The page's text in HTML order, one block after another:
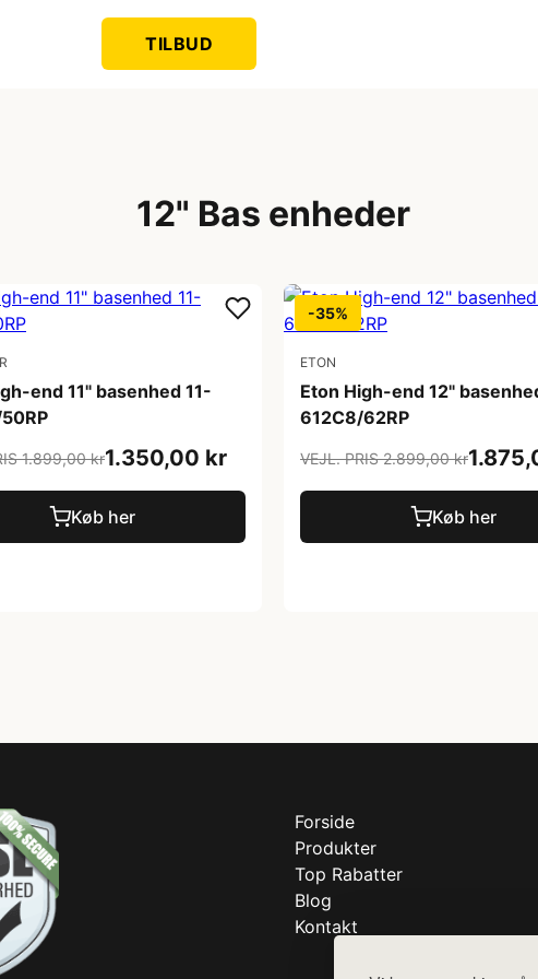
TILBUD
12" Bas enheder
end 11" basenhed 11-
1.899,00 kr1.350,00 kr
Køb her
-35%
ETON
Eton High-end 12"
612C8/62RP
VEJL. PRIS 2.899,00 kr
Køb her
Forside
Produkter
Top Rabatter
Blog
Kontakt